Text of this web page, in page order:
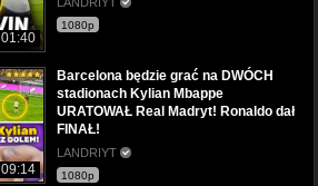
01:40
LANDRIYT
1080p
09:14
Barcelona będzie grać na DWÓCH
stadionach Kylian Mbappe
URATOWAŁ Real Madryt! Ronaldo dał
FINAŁ!
LANDRIYT
1080p